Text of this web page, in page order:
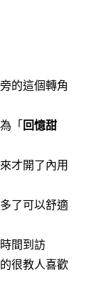
的這個轉角
「 回憶甜
才開了內用
了可以舒適
間到訪
很教人喜歡